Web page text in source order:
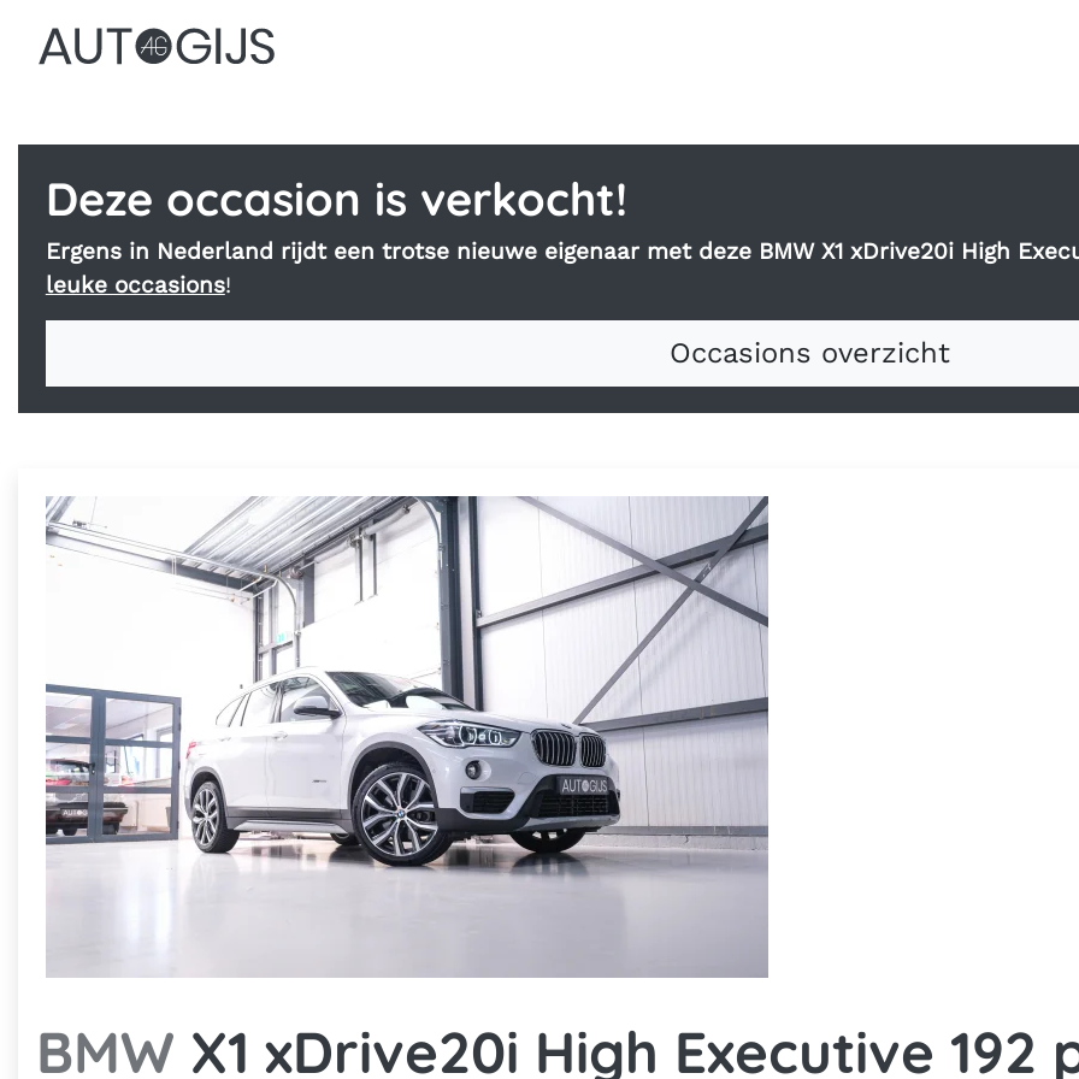
Deze occasion is verkocht!
Ergens in Nederland rijdt een trotse nieuwe eigenaar met deze BMW X1 xDrive20i High
leuke occasions!
Occasions overzicht
BMW X1 xDrive20i High Executive 192